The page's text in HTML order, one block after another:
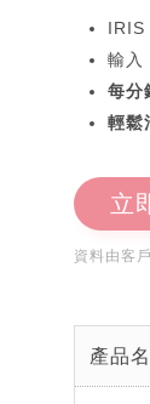
IRIS
輸入
每分
輕鬆
立
資料由客
產品